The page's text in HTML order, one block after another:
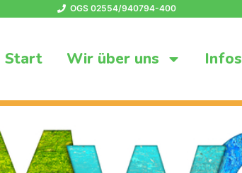
OGS 02554/940794-400
Start Wir über uns Infos